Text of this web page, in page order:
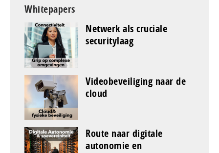
Whitepapers
Netwerk als cruciale
securitylaag
Videobeveiliging naar de
cloud
Route naar digitale
autonomie en